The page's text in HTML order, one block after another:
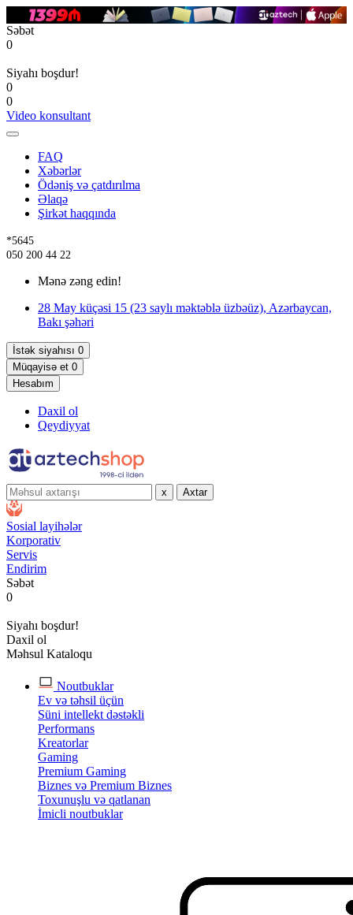
Səbət
0
Siyahı boşdur!
0
0
Video konsultant
FAQ
Xəbərlər
Ödəniş və çatdırılma
Əlaqə
Şirkət haqqında
*5645
050 200 44 22
Mənə zəng edin!
28 May küçəsi 15 (23 saylı məktəblə üzbəüz), Azərbaycan,
Bakı şəhəri
İstək siyahısı 0
Müqayisə et 0
Hesabım
Daxil ol
Qeydiyyat
x Axtar
Sosial layihələr
Korporativ
Servis
Endirim
Səbət
0
Siyahı boşdur!
Daxil ol
Məhsul Kataloqu
Noutbuklar
Ev və təhsil üçün
Süni intellekt dəstəkli
Performans
Kreatorlar
Gaming
Premium Gaming
Biznes və Premium Biznes
Toxunuşlu və qatlanan
İmicli noutbuklar